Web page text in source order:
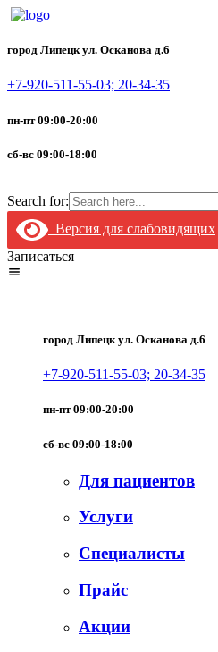
город Липецк ул. Осканова д.6
+7-920-511-55-03; 20-34-35
пн-пт 09:00-20:00
сб-вс 09:00-18:00
Search for:
Версия для слабовидящих
Записаться
город Липецк ул. Осканова д.6
+7-920-511-55-03; 20-34-35
пн-пт 09:00-20:00
сб-вс 09:00-18:00
Для пациентов
Услуги
Специалисты
Прайс
Акции